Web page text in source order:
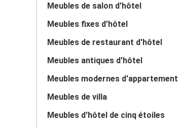
Meubles de salon d'hôtel
Meubles fixes d'hôtel
Meubles de restaurant d'hôtel
Meubles antiques d'hôtel
Meubles modernes d'appartement
Meubles de villa
Meubles d'hôtel de cinq étoiles